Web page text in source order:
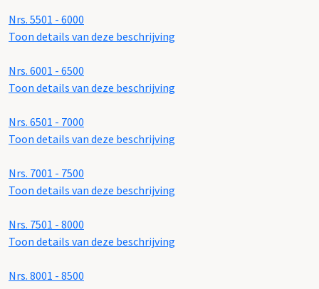
Nrs. 5501 - 6000
Toon details van deze beschrijving
Nrs. 6001 - 6500
Toon details van deze beschrijving
Nrs. 6501 - 7000
Toon details van deze beschrijving
Nrs. 7001 - 7500
Toon details van deze beschrijving
Nrs. 7501 - 8000
Toon details van deze beschrijving
Nrs. 8001 - 8500